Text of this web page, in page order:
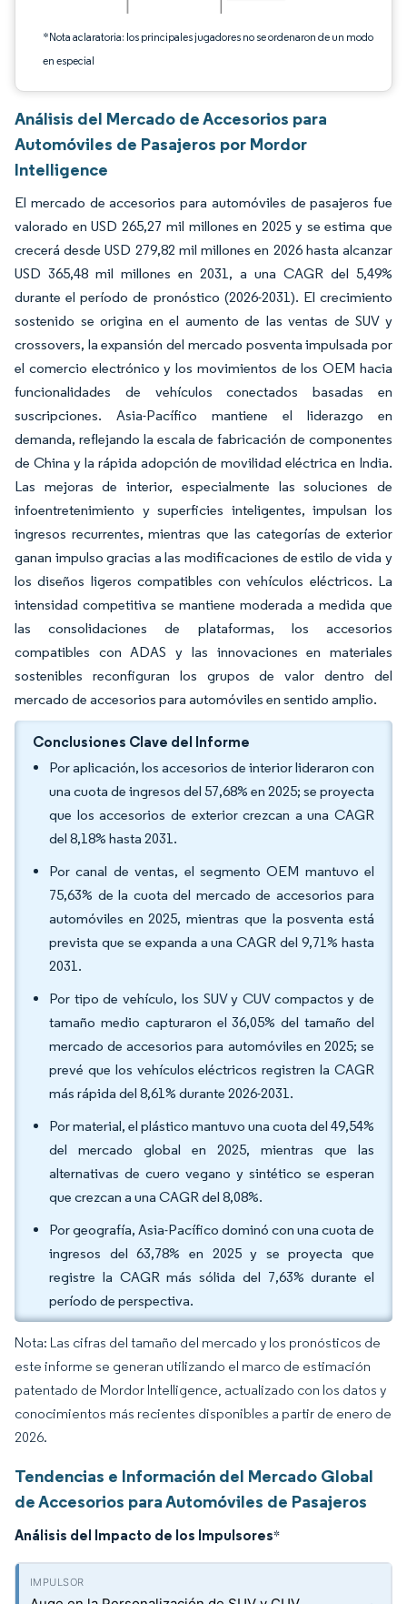
*Nota aclaratoria: los principales jugadores no se ordenaron de un modo
en especial
Análisis del Mercado de Accesorios para
Automóviles de Pasajeros por Mordor
Intelligence
El mercado de accesorios para automóviles de pasajeros fue
valorado en USD 265,27 mil millones en 2025 y se estima que
crecerá desde USD 279,82 mil millones en 2026 hasta alcanzar
USD 365,48 mil millones en 2031, a una CAGR del 5,49%
durante el período de pronóstico (2026-2031). El crecimiento
sostenido se origina en el aumento de las ventas de SUV y
crossovers, la expansión del mercado posventa impulsada por
el comercio electrónico y los movimientos de los OEM hacia
funcionalidades de vehículos conectados basadas en
suscripciones. Asia-Pacífico mantiene el liderazgo en
demanda, reflejando la escala de fabricación de componentes
de China y la rápida adopción de movilidad eléctrica en India.
Las mejoras de interior, especialmente las soluciones de
infoentretenimiento y superficies inteligentes, impulsan los
ingresos recurrentes, mientras que las categorías de exterior
ganan impulso gracias a las modificaciones de estilo de vida y
los diseños ligeros compatibles con vehículos eléctricos. La
intensidad competitiva se mantiene moderada a medida que
las consolidaciones de plataformas, los accesorios
compatibles con ADAS y las innovaciones en materiales
sostenibles reconfiguran los grupos de valor dentro del
mercado de accesorios para automóviles en sentido amplio.
Conclusiones Clave del Informe
Por aplicación, los accesorios de interior lideraron con
una cuota de ingresos del 57,68% en 2025; se proyecta
que los accesorios de exterior crezcan a una CAGR
del 8,18% hasta 2031.
Por canal de ventas, el segmento OEM mantuvo el
75,63% de la cuota del mercado de accesorios para
automóviles en 2025, mientras que la posventa está
prevista que se expanda a una CAGR del 9,71% hasta
2031.
Por tipo de vehículo, los SUV y CUV compactos y de
tamaño medio capturaron el 36,05% del tamaño del
mercado de accesorios para automóviles en 2025; se
prevé que los vehículos eléctricos registren la CAGR
más rápida del 8,61% durante 2026-2031.
Por material, el plástico mantuvo una cuota del 49,54%
del mercado global en 2025, mientras que las
alternativas de cuero vegano y sintético se esperan
que crezcan a una CAGR del 8,08%.
Por geografía, Asia-Pacífico dominó con una cuota de
ingresos del 63,78% en 2025 y se proyecta que
registre la CAGR más sólida del 7,63% durante el
período de perspectiva.
Nota: Las cifras del tamaño del mercado y los pronósticos de
este informe se generan utilizando el marco de estimación
patentado de Mordor Intelligence, actualizado con los datos y
conocimientos más recientes disponibles a partir de enero de
2026.
Tendencias e Información del Mercado Global
de Accesorios para Automóviles de Pasajeros
Análisis del Impacto de los Impulsores*